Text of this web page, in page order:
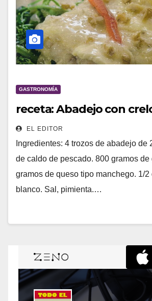
GASTRONOMÍA
receta: Abadejo con
EL EDITOR
Ingredientes: 4 trozos de abadejo de
de caldo de pescado. 800 gramos de
gramos de queso tipo manchego. 1/
blanco. Sal, pimienta.…